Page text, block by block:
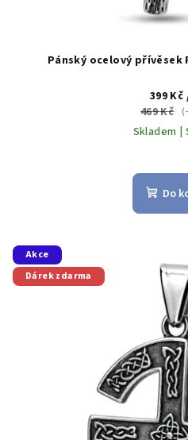
Pánský ocelový přívěsek
399 Kč
469 Kč
Skladem |
Do
Akce
Dárek zdarma